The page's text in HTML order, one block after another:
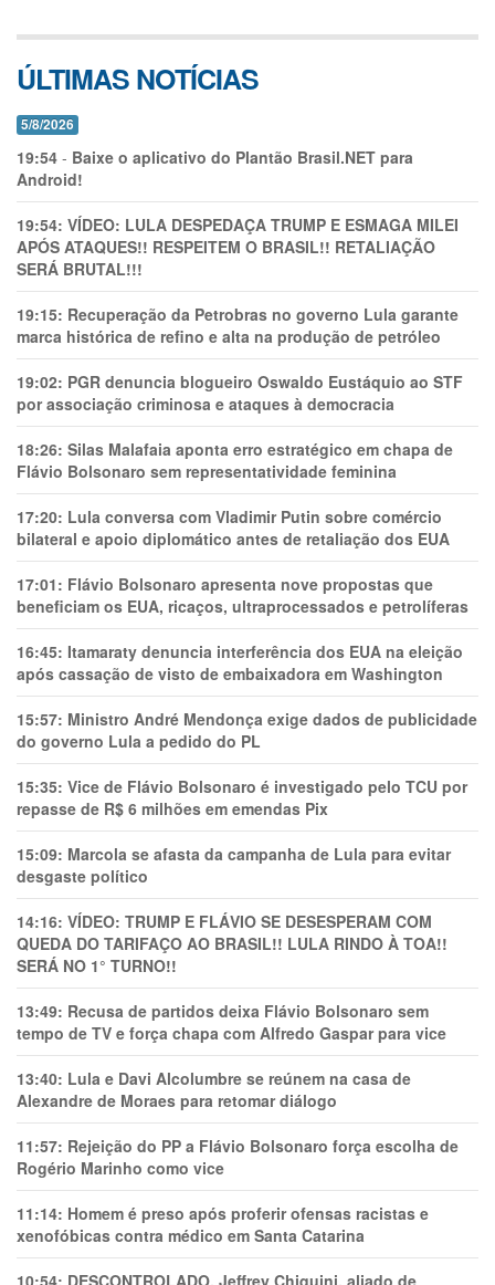
ÚLTIMAS NOTÍCIAS
5/8/2026
19:54 - Baixe o aplicativo do Plantão Brasil.NET para
Android!
19:54: VÍDEO: LULA DESPEDAÇA TRUMP E ESMAGA MILEI
APÓS ATAQUES!! RESPEITEM O BRASIL!! RETALIAÇÃO
SERÁ BRUTAL!!!
19:15: Recuperação da Petrobras no governo Lula garante
marca histórica de refino e alta na produção de petróleo
19:02: PGR denuncia blogueiro Oswaldo Eustáquio ao STF
por associação criminosa e ataques à democracia
18:26: Silas Malafaia aponta erro estratégico em chapa de
Flávio Bolsonaro sem representatividade feminina
17:20: Lula conversa com Vladimir Putin sobre comércio
bilateral e apoio diplomático antes de retaliação dos EUA
17:01: Flávio Bolsonaro apresenta nove propostas que
beneficiam os EUA, ricaços, ultraprocessados e petrolíferas
16:45: Itamaraty denuncia interferência dos EUA na eleição
após cassação de visto de embaixadora em Washington
15:57: Ministro André Mendonça exige dados de publicidade
do governo Lula a pedido do PL
15:35: Vice de Flávio Bolsonaro é investigado pelo TCU por
repasse de R$ 6 milhões em emendas Pix
15:09: Marcola se afasta da campanha de Lula para evitar
desgaste político
14:16: VÍDEO: TRUMP E FLÁVIO SE DESESPERAM COM
QUEDA DO TARIFAÇO AO BRASIL!! LULA RINDO À TOA!!
SERÁ NO 1° TURNO!!
13:49: Recusa de partidos deixa Flávio Bolsonaro sem
tempo de TV e força chapa com Alfredo Gaspar para vice
13:40: Lula e Davi Alcolumbre se reúnem na casa de
Alexandre de Moraes para retomar diálogo
11:57: Rejeição do PP a Flávio Bolsonaro força escolha de
Rogério Marinho como vice
11:14: Homem é preso após proferir ofensas racistas e
xenofóbicas contra médico em Santa Catarina
10:54: DESCONTROLADO, Jeffrey Chiquini, aliado de